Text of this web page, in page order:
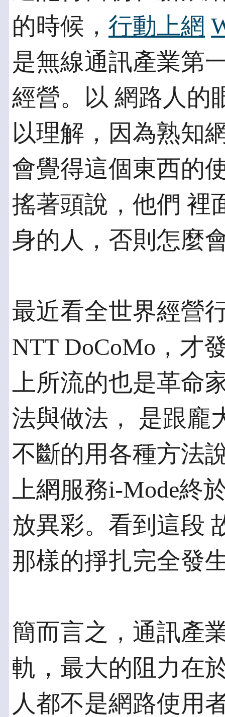
的時候， 行動上網
是無線通訊產業第
經營。以 網路人的
以理解，因為熟知
會覺得這個東西的
搖著頭說，他們 裡
身的人，否則怎麼
最近看全世界經營
NTT DoCoMo，才
上所流的也是革命
法與做法， 是跟龐
不斷的用各種方法
上網服務i-Mode終
放異彩。看到這段
那樣的掙扎完全發
簡而言之，通訊產
軌，最大的阻力在
人都不是網路使用